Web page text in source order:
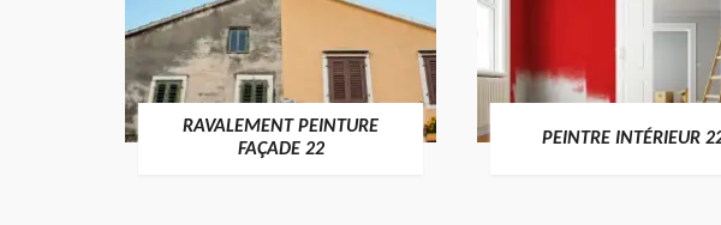
RAVALEMENT PEINTURE
FAÇADE 22
PEINTRE INTÉRIEUR